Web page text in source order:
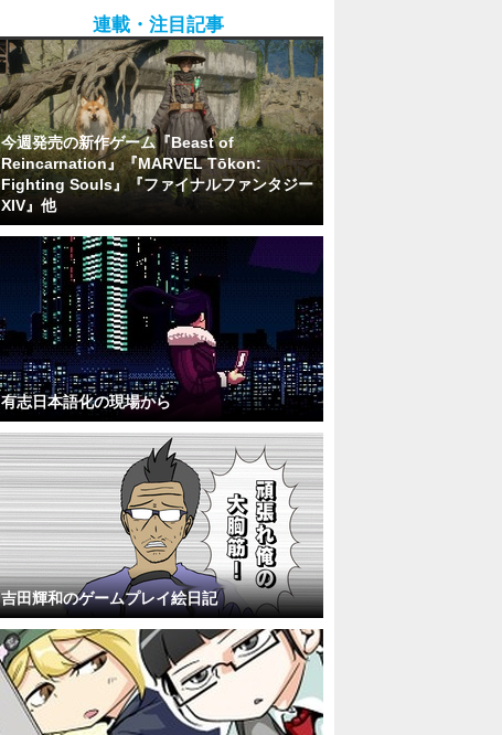
連載・注目記事
今週発売の新作ゲーム『Beast of
Reincarnation』『MARVEL Tōkon:
Fighting Souls』『ファイナルファンタジー
XIV』他
有志日本語化の現場から
吉田輝和のゲームプレイ絵日記